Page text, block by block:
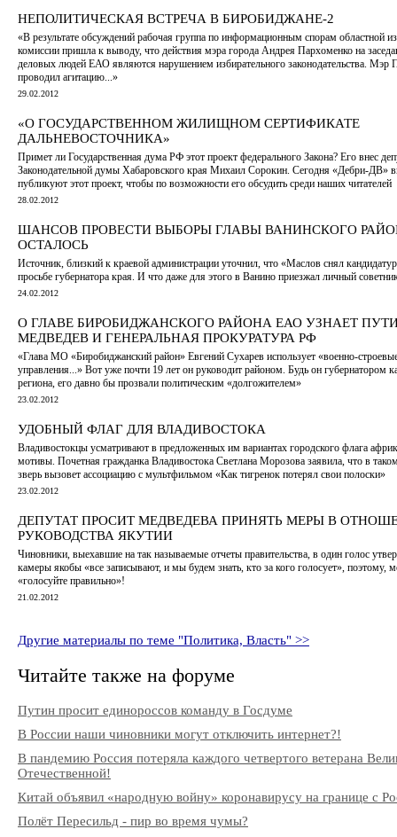
НЕПОЛИТИЧЕСКАЯ ВСТРЕЧА В БИРОБИДЖАНЕ-2
«В результате обсуждений рабочая группа по информационным спорам областной
комиссии пришла к выводу, что действия мэра города Андрея Пархоменко на
деловых людей ЕАО являются нарушением избирательного законодательства. Мэр
проводил агитацию...»
29.02.2012
«О ГОСУДАРСТВЕННОМ ЖИЛИЩНОМ СЕРТИФИКАТЕ
ДАЛЬНЕВОСТОЧНИКА»
Примет ли Государственная дума РФ этот проект федерального Закона? Его внес
Законодательной думы Хабаровского края Михаил Сорокин. Сегодня «Дебри-ДВ»
публикуют этот проект, чтобы по возможности его обсудить среди наших читателей
28.02.2012
ШАНСОВ ПРОВЕСТИ ВЫБОРЫ ГЛАВЫ ВАНИНСКОГО
ОСТАЛОСЬ
Источник, близкий к краевой администрации уточнил, что «Маслов снял
просьбе губернатора края. И что даже для этого в Ванино приезжал личный
24.02.2012
О ГЛАВЕ БИРОБИДЖАНСКОГО РАЙОНА ЕАО УЗНАЕТ
МЕДВЕДЕВ И ГЕНЕРАЛЬНАЯ ПРОКУРАТУРА РФ
«Глава МО «Биробиджанский район» Евгений Сухарев использует «военно-
управления...» Вот уже почти 19 лет он руководит районом. Будь он губернатором
региона, его давно бы прозвали политическим «долгожителем»
23.02.2012
УДОБНЫЙ ФЛАГ ДЛЯ ВЛАДИВОСТОКА
Владивостокцы усматривают в предложенных им вариантах городского флага
мотивы. Почетная гражданка Владивостока Светлана Морозова заявила, что в
зверь вызовет ассоциацию с мультфильмом «Как тигренок потерял свои полоски»
23.02.2012
ДЕПУТАТ ПРОСИТ МЕДВЕДЕВА ПРИНЯТЬ МЕРЫ В
РУКОВОДСТВА ЯКУТИИ
Чиновники, выехавшие на так называемые отчеты правительства, в один голос
камеры якобы «все записывают, и мы будем знать, кто за кого голосует», поэтому,
«голосуйте правильно»!
21.02.2012
Другие материалы по теме "Политика, Власть" >>
Читайте также на форуме
Путин просит единороссов команду в Госдуме
В России наши чиновники могут отключить интернет?!
В пандемию Россия потеряла каждого четвертого ветерана
Отечественной!
Китай объявил «народную войну» коронавирусу на границе с
Полёт Пересильд - пир во время чумы?